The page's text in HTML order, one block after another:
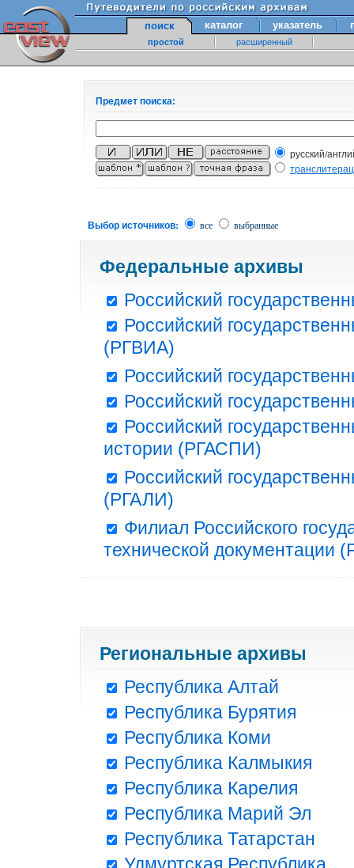
поиск каталог указатель
простой расширенный
Предмет поиска:
русский/
Выбор источников: все выбранные
Федеральные архивы
Российский
Российский
(РГВИА)
Российский
Российский
Российский
истории (РГАСПИ)
Российский
(РГАЛИ)
Филиал Российского
технической документации
Региональные архивы
Республика Алтай
Республика Бурятия
Республика Коми
Республика Калмыкия
Республика Карелия
Республика Марий Эл
Республика Татарстан